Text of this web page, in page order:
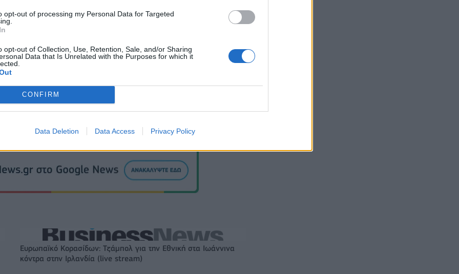
opt-out of processing my Personal Data for Targeted
opt-out of Collection, Use, Retention, Sale, and/or Sharing
Data that Is Unrelated with the Purposes for which it
CONFIRM
Data Deletion Data Access Privacy Policy
ΠΑΙΔΙΟΥ
Ευρωπαϊκό Κορασίδων: Τζάμπολ για την Εθνική στα Ιωάννινα
κόντρα στην Ιρλανδία (live stream)